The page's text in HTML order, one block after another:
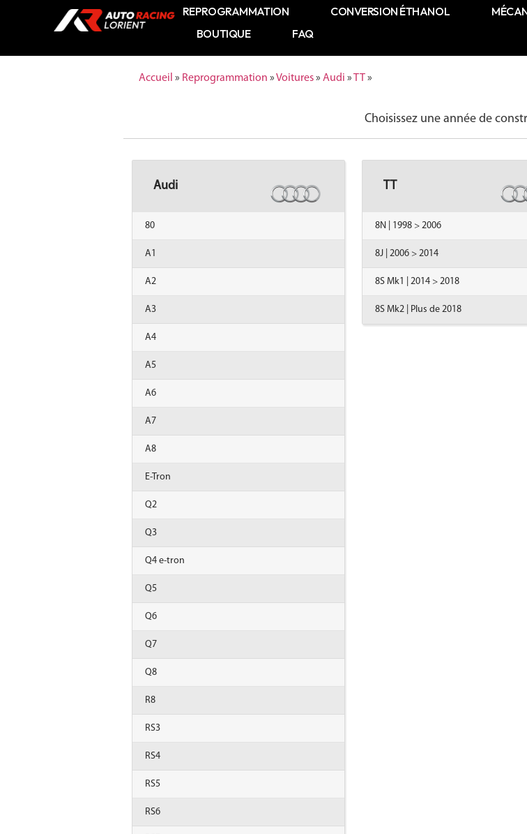
REPROGRAMMATION CONVERSION ÉTHANOL
BOUTIQUE
FAQ
Accueil » Reprogrammation »Voitures» Audi »TT»
Choisissez une année de
Audi
80
A1
A2
A3
A4
A5
A6
A7
A8
E-Tron
Q2
Q3
Q4 e-tron
Q5
Q6
Q7
Q8
R8
RS3
RS4
RS5
RS6
TT
8N | 1998 > 2006
8J | 2006 > 2014
8S Mk1 | 2014 > 2018
8S Mk2 | Plus de 2018